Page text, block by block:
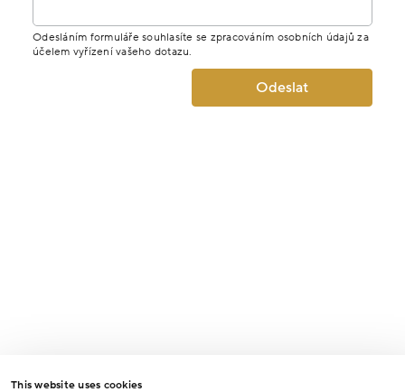
This website uses cookies
Odesláním formuláře souhlasíte se zpracováním osobních údajů za
účelem vyřízení vašeho dotazu.
Odeslat